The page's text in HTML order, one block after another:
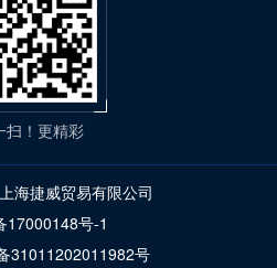
扫！更精彩
海捷威贸易有限公司
17000148号-1
31011202011982号